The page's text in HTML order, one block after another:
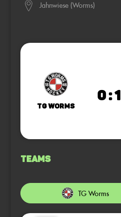
Jahnwiese (Worms)
TG Worms
0 : 1
Teams
TG Worms